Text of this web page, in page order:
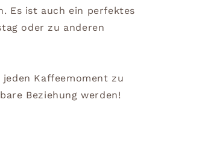
Es ist auch ein perfektes
oder zu anderen
Kaffeemoment zu
Beziehung werden!